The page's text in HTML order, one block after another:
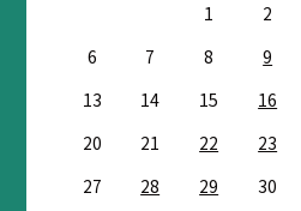
1 2
6
7 8 9
13
14 15 16
20
21 22 23
27
28 29 30